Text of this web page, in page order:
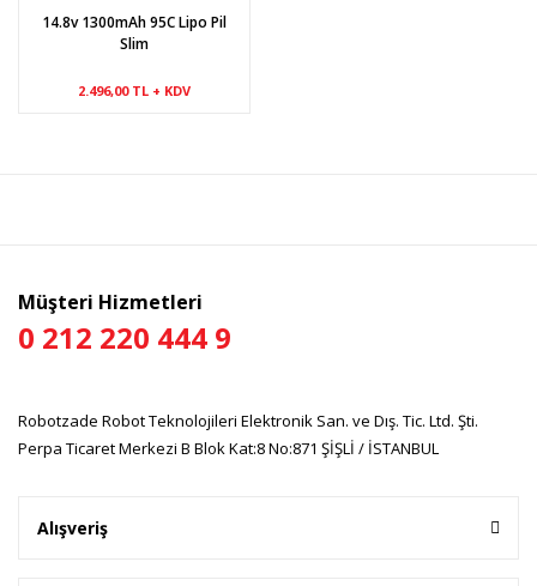
14.8v 1300mAh 95C Lipo Pil
Slim
2.496,00 TL + KDV
Müşteri Hizmetleri
0 212 220 444 9
Robotzade Robot Teknolojileri Elektronik San. ve Dış. Tic. Ltd. Şti.
Perpa Ticaret Merkezi B Blok Kat:8 No:871 ŞİŞLİ / İSTANBUL
Alışveriş